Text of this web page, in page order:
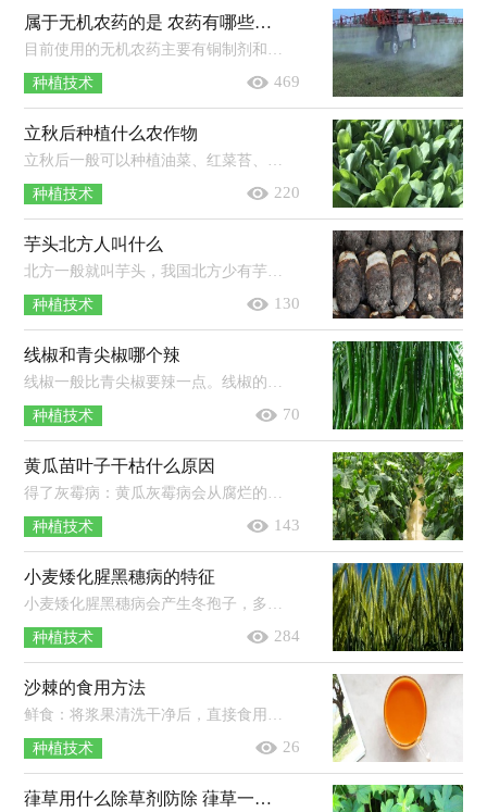
属于无机农药的是 农药有哪些种类
目前使用的无机农药主要有铜制剂和硫制剂，铜制剂有硫酸铜、波尔多液等，硫制剂有硫黄、石硫合剂等。使用农药时一定不能一药连用，常用...
种植技术 469
立秋后种植什么农作物
立秋后一般可以种植油菜、红菜苔、萝卜、香菜、菠菜、白菜等农作物。1、油菜：一般可在8月中下旬种植，到了9月底即可收获，从播种到收...
种植技术 220
芋头北方人叫什么
北方一般就叫芋头，我国北方少有芋头种植，芋头和它的名字一起从南方传入北方。我国的芋头资源较为丰富，主要分布在珠江、长江及淮河流...
种植技术 130
线椒和青尖椒哪个辣
种植技术 70
黄瓜苗叶子干枯什么原因
种植技术 143
小麦矮化腥黑穗病的特征
种植技术 284
沙棘的食用方法
种植技术 26
葎草用什么除草剂防除 葎草一般长在哪里